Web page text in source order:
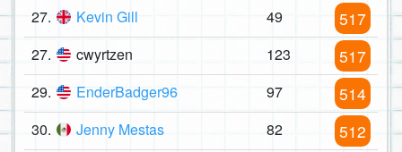
27. Kevin Gill 49 517
27. cwyrtzen 123 517
29. EnderBadger96 97 514
30. Jenny Mestas 82 512